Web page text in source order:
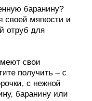
баранину?
своей мягкости и
отруб для
свои
получить – с
с нежной
баранину или